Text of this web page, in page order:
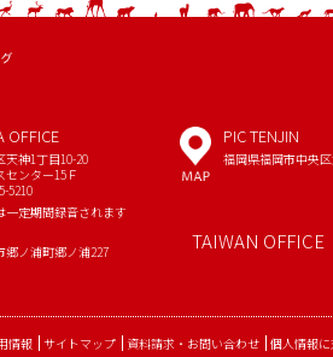
OFFICE
天神1丁目10-20
ンター15Ｆ
5210
定期間録音されます
MAP
PIC TENJIN
福岡県福岡市中央
郷ノ浦町郷ノ浦227 TAIWAN OFFICE
情報 サイトマップ 資料請求・お問い合わせ 個人情報